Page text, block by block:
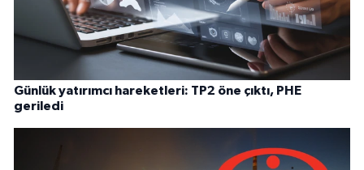
Günlük yatırımcı hareketleri: TP2 öne çıktı, PHE
geriledi